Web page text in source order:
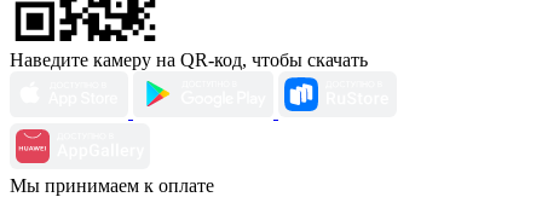
Наведите камеру на QR-код, чтобы скачать
Мы принимаем к оплате